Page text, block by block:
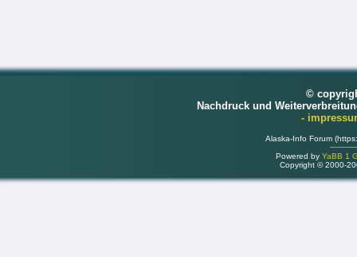
©
Nachdruck und
-
Alaska-Info Forum
Powered by YaBB 1
Copyright © 2000-